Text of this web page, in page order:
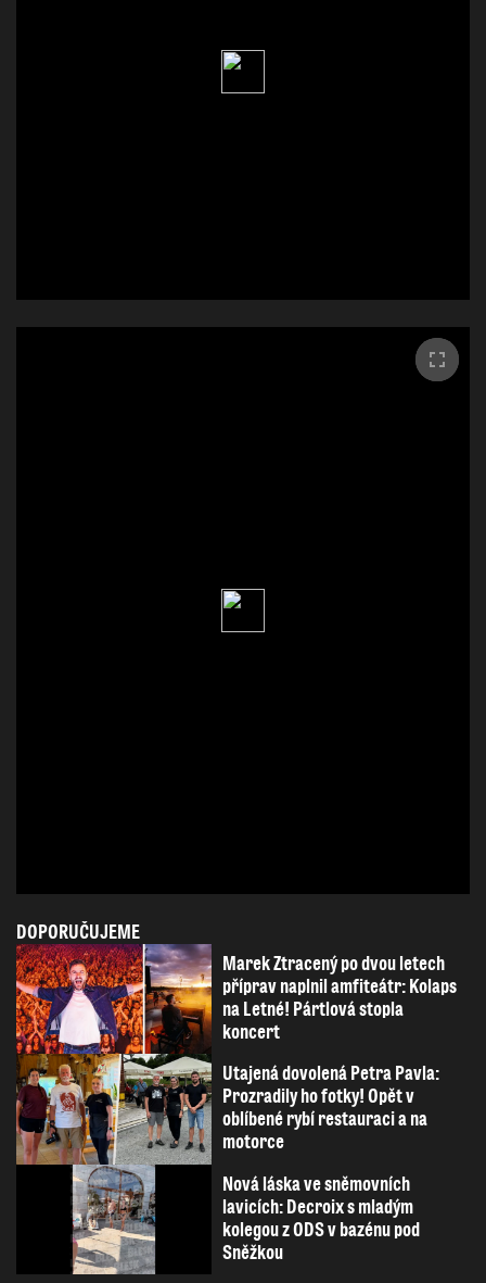
DOPORUČUJEME
Marek Ztracený po dvou letech
příprav naplnil amfiteátr: Kolaps
na Letné! Pártlová stopla
koncert
Utajená dovolená Petra Pavla:
Prozradily ho fotky! Opět v
oblíbené rybí restauraci a na
motorce
Nová láska ve sněmovních
lavicích: Decroix s mladým
kolegou z ODS v bazénu pod
Sněžkou